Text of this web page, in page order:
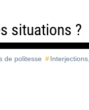
situations ?
de politesse